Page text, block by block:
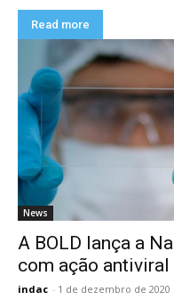
Read more
News
A BOLD lança a
com ação antiviral
indac - 1 de dezembro de 2020